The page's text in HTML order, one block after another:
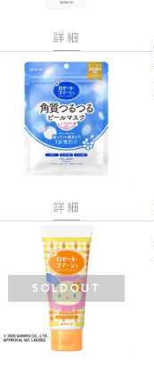
詳細
詳細
SOLDOUT